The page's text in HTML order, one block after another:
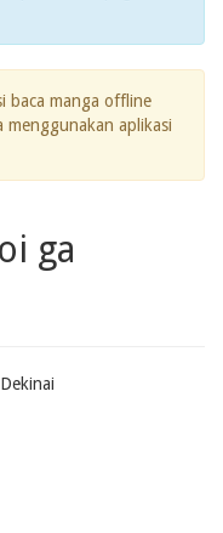
baca manga offline
aplikasi
ga